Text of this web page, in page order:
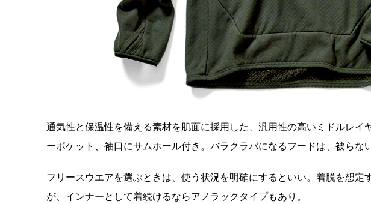
通気性と保温性を備える素材を肌面に採用した、汎用性の高いミドルレイ
ーポケット、袖口にサムホール付き。バラクラバになるフードは、被らな
フリースウエアを選ぶときは、使う状況を明確にするといい。着脱を想定
が、インナーとして着続けるならアノラックタイプもあり。